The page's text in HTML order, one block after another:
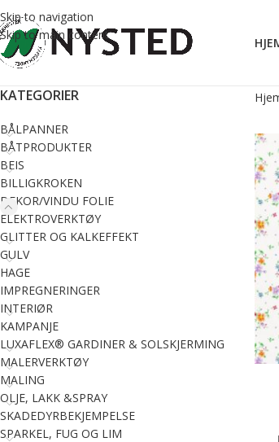
Skip to navigation
Skip to main content
KATEGORIER
BÅLPANNER
BÅTPRODUKTER
BEIS
BILLIGKROKEN
DEKOR/VINDU FOLIE
ELEKTROVERKTØY
GLITTER OG KALKEFFEKT
GULV
HAGE
IMPREGNERINGER
INTERIØR
KAMPANJE
LUXAFLEX® GARDINER & SOLSKJERMING
MALERVERKTØY
MALING
OLJE, LAKK &SPRAY
SKADEDYRBEKJEMPELSE
SPARKEL, FUG OG LIM